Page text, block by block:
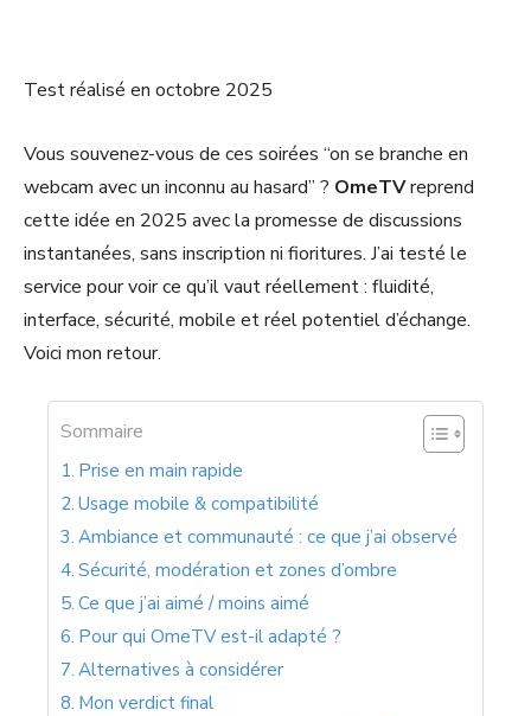
Test réalisé en octobre 2025
Vous souvenez-vous de ces soirées “on se branche en
webcam avec un inconnu au hasard” ? OmeTVreprend
cette idée en 2025 avec la promesse de discussions
instantanées, sans inscription ni fioritures. J’ai testé le
service pour voir ce qu’il vaut réellement : fluidité,
interface, sécurité, mobile et réel potentiel d’échange.
Voici mon retour.
Sommaire
Prise en main rapide
Usage mobile & compatibilité
Ambiance et communauté : ce que j’ai observé
Sécurité, modération et zones d’ombre
Ce que j’ai aimé / moins aimé
Pour qui OmeTV est-il adapté ?
Alternatives à considérer
Mon verdict final